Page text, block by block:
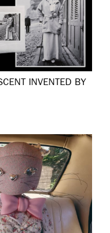
INVENTED BY